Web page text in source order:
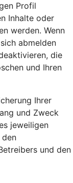
Profil
Inhalte oder
werden. Wenn
abmelden
die
und Ihren
Ihrer
und Zweck
jeweiligen
und den